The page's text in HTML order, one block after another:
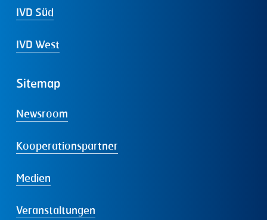
IVD Süd
IVD West
Sitemap
Newsroom
Kooperationspartner
Medien
Veranstaltungen